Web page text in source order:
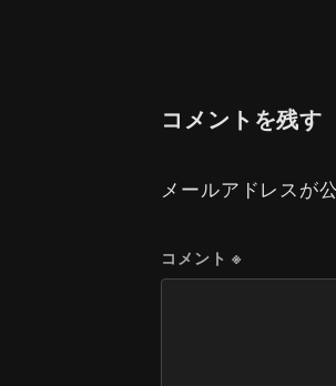
コメントを残す
メールアドレスが
コメント※